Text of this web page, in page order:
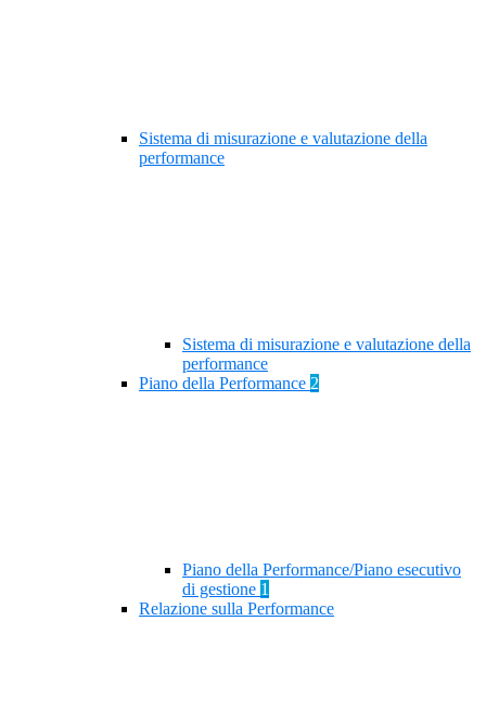
Sistema di misurazione e valutazione della
performance
Sistema di misurazione e valutazione della
performance
Piano della Performance 2
Piano della Performance/Piano esecutivo
di gestione 1
Relazione sulla Performance